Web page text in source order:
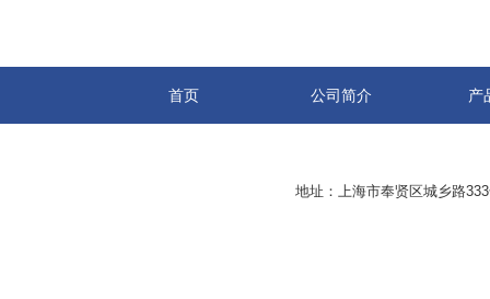
首页 公司简介 产
地址：上海市奉贤区城乡路